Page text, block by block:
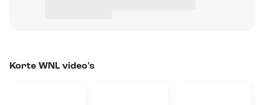
Korte WNL video's